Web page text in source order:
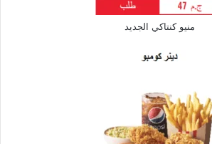
منيو كنتاكي الجديد